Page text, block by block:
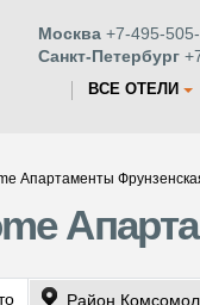
Москва +7-495-
Санкт-Петербург
ВСЕ ОТЕЛИ
Апартаменты
Район